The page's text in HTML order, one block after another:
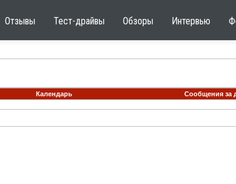
Отзывы Тест-драйвы Обзоры Интервью
Календарь Сообщения за